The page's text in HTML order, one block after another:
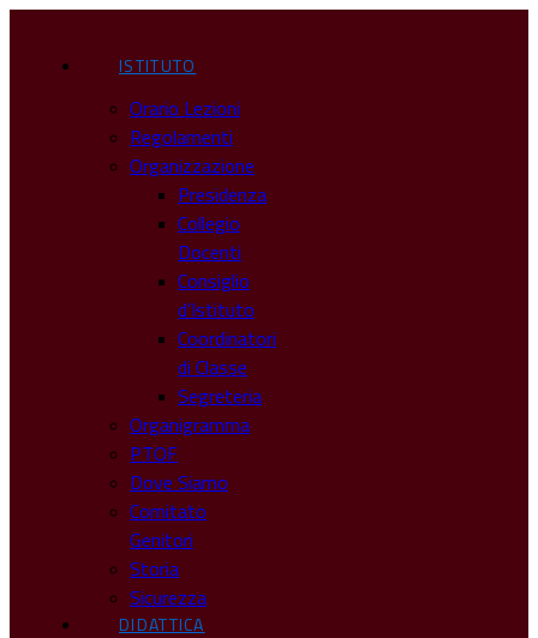
ISTITUTO
Orario Lezioni
Regolamenti
Organizzazione
Presidenza
Collegio
Docenti
Consiglio
d’Istituto
Coordinatori
di Classe
Segreteria
Organigramma
PTOF
Dove Siamo
Comitato
Genitori
Storia
Sicurezza
DIDATTICA